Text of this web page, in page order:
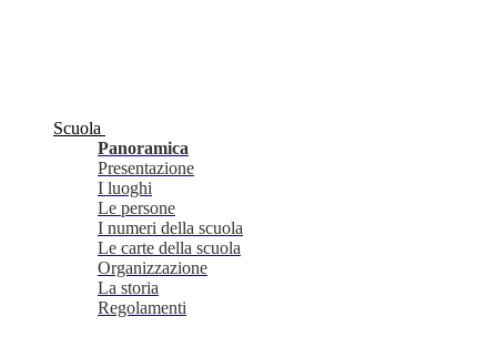
Scuola
Panoramica
Presentazione
I luoghi
Le persone
I numeri della scuola
Le carte della scuola
Organizzazione
La storia
Regolamenti